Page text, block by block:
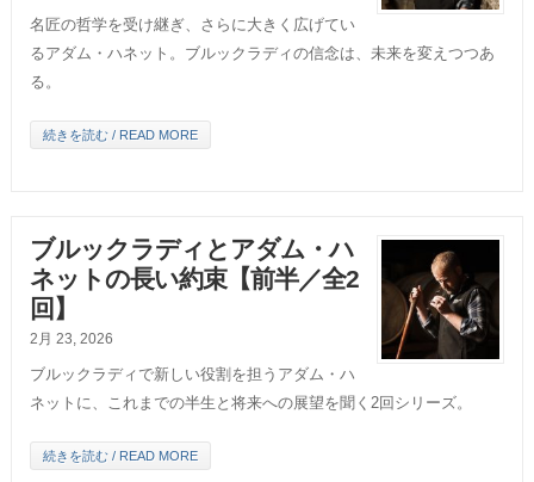
名匠の哲学を受け継ぎ、さらに大きく広げてい
るアダム・ハネット。ブルックラディの信念は、未来を変えつつあ
る。
続きを読む / READ MORE
ブルックラディとアダム・ハ
ネットの長い約束【前半／全2
回】
2月 23, 2026
ブルックラディで新しい役割を担うアダム・ハ
ネットに、これまでの半生と将来への展望を聞く2回シリーズ。
続きを読む / READ MORE